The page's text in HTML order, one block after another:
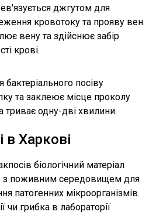
джгутом для
кровотоку та прояву вен.
вену та здійснює забір
крові.
бактеріального посіву
та заклеює місце проколу
одну-дві хвилини.
в Харкові
біологічний матеріал
з поживним середовищем для
патогенних мікроорганізмів.
чи грибка в лабораторії